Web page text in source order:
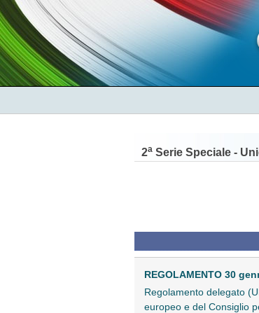
2a Serie Speciale -
REGOLAMENTO 30
Regolamento delegato
europeo e del Consiglio